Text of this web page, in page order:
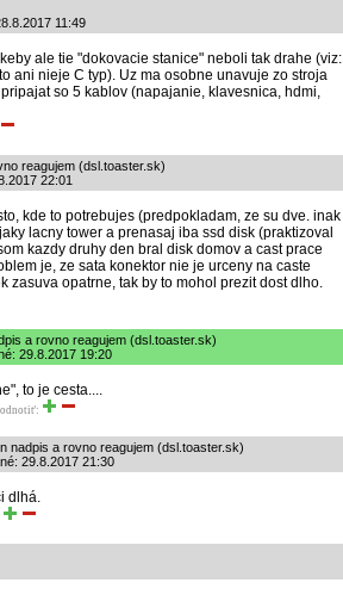
11:49
ale tie "dokovacie stanice" neboli tak drahe (viz:
ani nieje C typ). Uz ma osobne unavuje zo stroja
so 5 kablov (napajanie, klavesnica, hdmi,
reagujem (dsl.toaster.sk)
22:01
kde to potrebujes (predpokladam, ze su dve. inak
lacny tower a prenasaj iba ssd disk (praktizoval
kazdy druhy den bral disk domov a cast prace
je, ze sata konektor nie je urceny na caste
zasuva opatrne, tak by to mohol prezit dost dlho.
a rovno reagujem (dsl.toaster.sk)
29.8.2017 19:20
to je cesta....
nadpis a rovno reagujem (dsl.toaster.sk)
29.8.2017 21:30
dlhá.